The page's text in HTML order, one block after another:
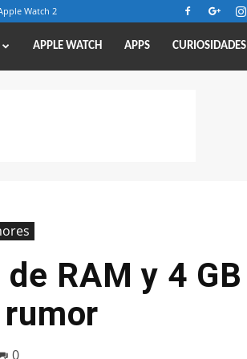
Watch 2
APPLE WATCH APPS CURIOSIDADES
RAM y 4 GB
0